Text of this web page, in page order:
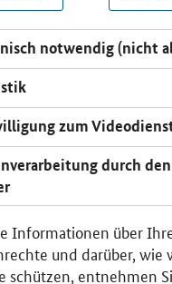
notwendig (nicht
zum
durch den
Informationen über
und darüber, wie
schützen, entnehmen